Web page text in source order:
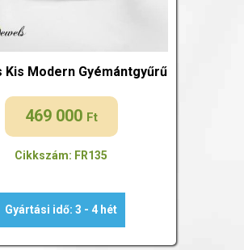
Kis Modern Gyémántgyűrű
469 000 Ft
Cikkszám: FR135
Gyártási idő: 3 - 4 hét